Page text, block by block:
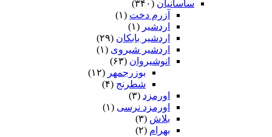
ساسانیان (۳۴۰)
آزرم دخت (۱)
اردشیر (۱)
اردشیر بابکان (۲۹)
اردشیر شیروی (۱)
انوشیروان (۶۳)
بوزرجمهر (۱۲)
شطرنج (۴)
اورمزد (۳)
اورمزد نرسى‏ (۱)
بلاش (۳)
بهرام (۲)